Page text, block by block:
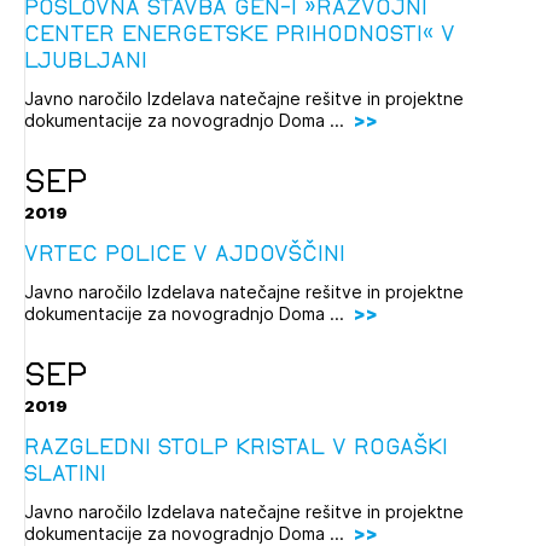
POSLOVNA STAVBA GEN-I »RAZVOJNI
CENTER ENERGETSKE PRIHODNOSTI« V
LJUBLJANI
Javno naročilo Izdelava natečajne rešitve in projektne
dokumentacije za novogradnjo Doma ...
SEP
2019
VRTEC POLICE V AJDOVŠČINI
Javno naročilo Izdelava natečajne rešitve in projektne
dokumentacije za novogradnjo Doma ...
SEP
2019
RAZGLEDNI STOLP KRISTAL V ROGAŠKI
SLATINI
Javno naročilo Izdelava natečajne rešitve in projektne
dokumentacije za novogradnjo Doma ...